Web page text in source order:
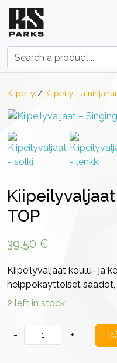
Search:
Kiipeily / Kiipeily- ja
TOP
39,50 €
Kiipeilyvaljaat koulu- ja
helppokäyttöiset säädöt,
2 left in stock
-
Kiipeilyvaljaat
-
+